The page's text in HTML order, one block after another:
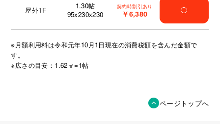
屋外1F 1.30帖
95x230x230
契約時割引あり
￥6,380 ◯
※月額利用料は令和元年10月1日現在の消費税額を含んだ金額で
す。
※広さの目安：1.62㎡=1帖
ページトップへ